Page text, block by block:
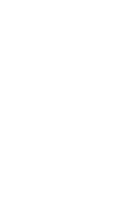
Die Series 11 (GPS)
und im WLAN, damit du in